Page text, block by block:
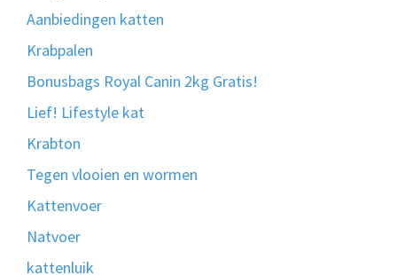
Aanbiedingen katten
Krabpalen
Bonusbags Royal Canin 2kg Gratis!
Lief! Lifestyle kat
Krabton
Tegen vlooien en wormen
Kattenvoer
Natvoer
kattenluik